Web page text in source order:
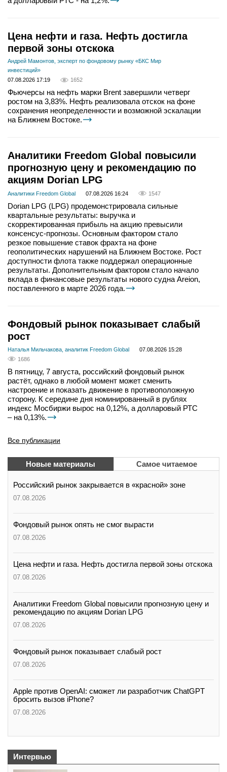
Цена нефти и газа. Нефть достигла
первой зоны отскока
Андрей Мамонтов, эксперт по фондовому рынку «БКС Мир
инвестиций»
07.08.2026 17:19
1652
Фьючерсы на нефть марки Brent завершили четверг
ростом на 3,83%. Нефть реализовала отскок на фоне
сохранения неопределенности и возможной эскалации
на Ближнем Востоке.
Аналитики Freedom Global повысили
прогнозную цену и рекомендацию по
акциям Dorian LPG
Аналитики Freedom Global 07.08.2026 16:24 1547
Dorian LPG (LPG) продемонстрировала сильные
квартальные результаты: выручка и
скорректированная прибыль на акцию превысили
консенсус-прогнозы. Основным фактором стало
резкое повышение ставок фрахта на фоне
геополитических нарушений на Ближнем Востоке. Рост
доступности флота также поддержал операционные
результаты. Дополнительным фактором стало начало
вклада в финансовые результаты нового судна Areion,
поставленного в марте 2026 года.
Фондовый рынок показывает слабый
рост
Наталья Мильчакова, аналитик Freedom Global
07.08.2026 15:28
1686
В пятницу, 7 августа, российский фондовый рынок
растёт, однако в любой момент может сменить
настроение и показать движение в противоположную
сторону. К середине дня номинированный в рублях
индекс Мосбиржи вырос на 0,12%, а долларовый РТС
– на 0,13%.
Все публикации
Новые материалы Самое читаемое
Российский рынок закрывается в «красной» зоне
07.08.2026
Фондовый рынок опять не смог вырасти
07.08.2026
Цена нефти и газа. Нефть достигла первой зоны отскока
07.08.2026
Аналитики Freedom Global повысили прогнозную цену и
рекомендацию по акциям Dorian LPG
07.08.2026
Фондовый рынок показывает слабый рост
07.08.2026
Apple против OpenAI: сможет ли разработчик ChatGPT
бросить вызов iPhone?
07.08.2026
Интервью